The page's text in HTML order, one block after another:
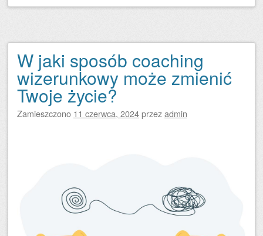
W jaki sposób coaching
wizerunkowy może zmienić
Twoje życie?
Zamieszczono 11 czerwca, 2024przezadmin